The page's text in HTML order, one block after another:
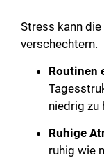
Stress kann
verschechtern.
Routinen
niedrig zu
Ruhige
ruhig wie